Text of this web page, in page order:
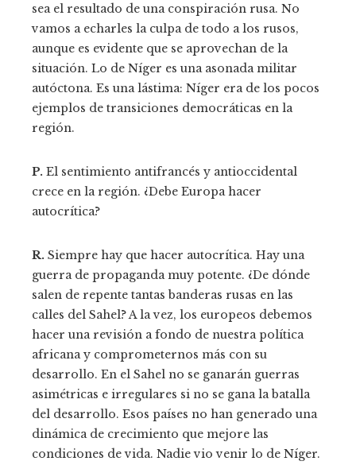
sea el resultado de una conspiración rusa. No
vamos a echarles la culpa de todo a los rusos,
aunque es evidente que se aprovechan de la
situación. Lo de Níger es una asonada militar
autóctona. Es una lástima: Níger era de los pocos
ejemplos de transiciones democráticas en la
región.
P. El sentimiento antifrancés y antioccidental
crece en la región. ¿Debe Europa hacer
autocrítica?
R. Siempre hay que hacer autocrítica. Hay una
guerra de propaganda muy potente. ¿De dónde
salen de repente tantas banderas rusas en las
calles del Sahel? A la vez, los europeos debemos
hacer una revisión a fondo de nuestra política
africana y comprometernos más con su
desarrollo. En el Sahel no se ganarán guerras
asimétricas e irregulares si no se gana la batalla
del desarrollo. Esos países no han generado una
dinámica de crecimiento que mejore las
condiciones de vida. Nadie vio venir lo de Níger.